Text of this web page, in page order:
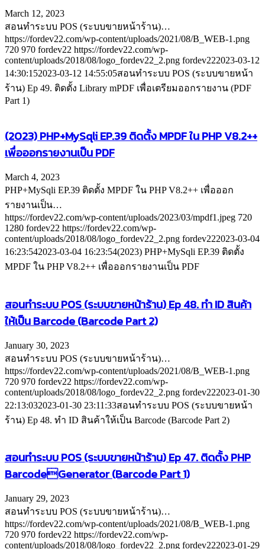
March 12, 2023
สอนทำระบบ POS (ระบบขายหน้าร้าน)…
https://fordev22.com/wp-content/uploads/2021/08/B_WEB-1.png
720 970 fordev22 https://fordev22.com/wp-
content/uploads/2018/08/logo_fordev22_2.png fordev222023-03-12
14:30:152023-03-12 14:55:05สอนทำระบบ POS (ระบบขายหน้า
ร้าน) Ep 49. ติดตั้ง Library mPDF เพื่อเตรียมออกรายงาน (PDF
Part 1)
(2023) PHP+MySqli EP.39 ติดตั้ง MPDF ใน PHP V8.2++
เพื่อออกรายงานเป็น PDF
March 4, 2023
PHP+MySqli EP.39 ติดตั้ง MPDF ใน PHP V8.2++ เพื่อออก
รายงานเป็น…
https://fordev22.com/wp-content/uploads/2023/03/mpdf1.jpeg 720
1280 fordev22 https://fordev22.com/wp-
content/uploads/2018/08/logo_fordev22_2.png fordev222023-03-04
16:23:542023-03-04 16:23:54(2023) PHP+MySqli EP.39 ติดตั้ง
MPDF ใน PHP V8.2++ เพื่อออกรายงานเป็น PDF
สอนทำระบบ POS (ระบบขายหน้าร้าน) Ep 48. ทำ ID สินค้า
ให้เป็น Barcode (Barcode Part 2)
January 30, 2023
สอนทำระบบ POS (ระบบขายหน้าร้าน)…
https://fordev22.com/wp-content/uploads/2021/08/B_WEB-1.png
720 970 fordev22 https://fordev22.com/wp-
content/uploads/2018/08/logo_fordev22_2.png fordev222023-01-30
22:13:032023-01-30 23:11:33สอนทำระบบ POS (ระบบขายหน้า
ร้าน) Ep 48. ทำ ID สินค้าให้เป็น Barcode (Barcode Part 2)
สอนทำระบบ POS (ระบบขายหน้าร้าน) Ep 47. ติดตั้ง PHP
BarcodeGenerator (Barcode Part 1)
January 29, 2023
สอนทำระบบ POS (ระบบขายหน้าร้าน)…
https://fordev22.com/wp-content/uploads/2021/08/B_WEB-1.png
720 970 fordev22 https://fordev22.com/wp-
content/uploads/2018/08/logo_fordev22_2.png fordev222023-01-29